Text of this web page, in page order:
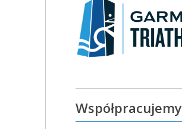
Współpracujemy